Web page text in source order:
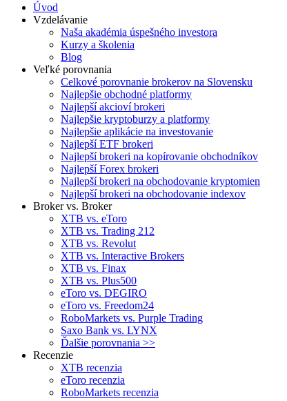
Úvod
Vzdelávanie
Naša akadémia úspešného investora
Kurzy a školenia
Blog
Veľké porovnania
Celkové porovnanie brokerov na Slovensku
Najlepšie obchodné platformy
Najlepší akcioví brokeri
Najlepšie kryptoburzy a platformy
Najlepšie aplikácie na investovanie
Najlepší ETF brokeri
Najlepší brokeri na kopírovanie obchodníkov
Najlepší Forex brokeri
Najlepší brokeri na obchodovanie kryptomien
Najlepší brokeri na obchodovanie indexov
Broker vs. Broker
XTB vs. eToro
XTB vs. Trading 212
XTB vs. Revolut
XTB vs. Interactive Brokers
XTB vs. Finax
XTB vs. Plus500
eToro vs. DEGIRO
eToro vs. Freedom24
RoboMarkets vs. Purple Trading
Saxo Bank vs. LYNX
Ďalšie porovnania >>
Recenzie
XTB recenzia
eToro recenzia
RoboMarkets recenzia